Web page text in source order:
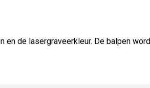
en de lasergraveerkleur. De balpen